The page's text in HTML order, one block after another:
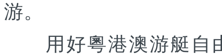
游。
用好粵港澳游艇自